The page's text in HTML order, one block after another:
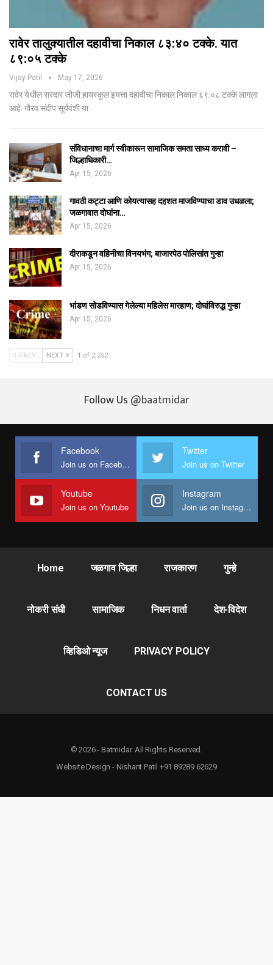
रावेर तालुक्यातील दहावीचा निकाल ८३:४० टक्के. यात
८९:०५ टक्के
Vijay Patil May 17, 2026
रावेर येथील सरदार जीजी हायस्कूल इयत्ता दहावीचा निकाल निकाल ६९:०८ टक्के लागला
आहे. गौरव संदीप सूर्यवंशी या…
संविधानाचा मार्ग स्वीकारून सामाजिक समता साध्य करावी –
जिल्हाधिकारी…
Apr 15, 2026
गावठी कट्टा आणि कोयत्यासह दहशत माजविण्याचा डाव उधळला;
जळगावात दोघांना…
Apr 15, 2026
दीराकडून वहिनीचा विनयभंग; बाजारपेठ पोलिसांत गुन्हा
Apr 15, 2026
भांडण सोडविण्यास गेलेल्या महिलेस मारहाण; दोघांविरुद्ध गुन्हा
Apr 15, 2026
PREV NEXT 1 of 2,252
Follow Us @baatmidar
Facebook
Join us on Facebook
Twitter
Join us on Twitter
Youtube
Join us on Youtube
Instagram
Join us on Instagram
Home जळगाव जिल्हा राजकारण गुन्हे
नोकरी संधी सामाजिक निधन वार्ता देश-विदेश
व्हिडिओ न्यूज PRIVACY POLICY
CONTACT US
© 2026 - Batmidar. All Rights Reserved.
Website Design - Nishant Patil +91 89289 62629